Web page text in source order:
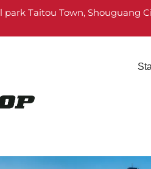
park Taitou Town, Shouguang